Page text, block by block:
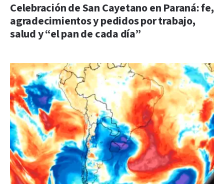
Celebración de San Cayetano en Paraná: fe,
agradecimientos y pedidos por trabajo,
salud y “el pan de cada día”